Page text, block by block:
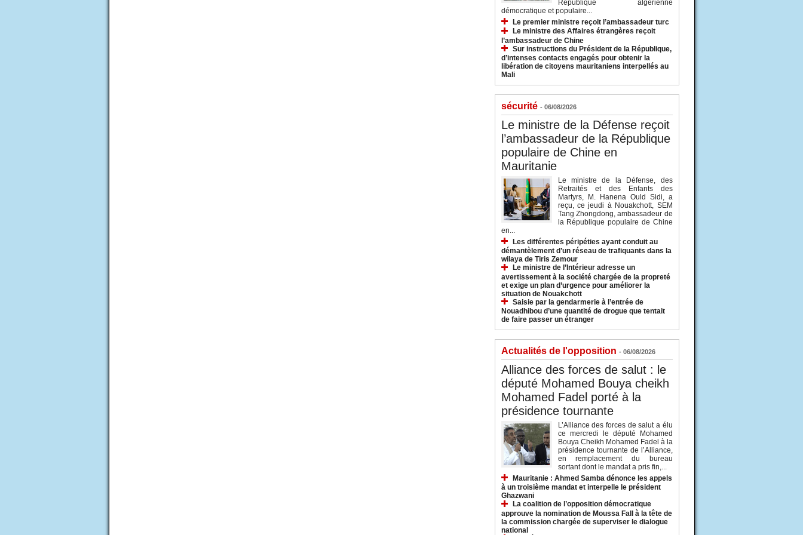
République algérienne
démocratique et populaire...
Le premier ministre reçoit l’ambassadeur turc
Le ministre des Affaires étrangères reçoit
l’ambassadeur de Chine
Sur instructions du Président de la République,
d’intenses contacts engagés pour obtenir la
libération de citoyens mauritaniens interpellés au
Mali
sécurité - 06/08/2026
Le ministre de la Défense reçoit
l’ambassadeur de la République
populaire de Chine en
Mauritanie
Le ministre de la Défense, des
Retraités et des Enfants des
Martyrs, M. Hanena Ould Sidi, a
reçu, ce jeudi à Nouakchott, SEM
Tang Zhongdong, ambassadeur de
la République populaire de Chine
en...
Les différentes péripéties ayant conduit au
démantèlement d’un réseau de trafiquants dans la
wilaya de Tiris Zemour
Le ministre de l’Intérieur adresse un
avertissement à la société chargée de la propreté
et exige un plan d’urgence pour améliorer la
situation de Nouakchott
Saisie par la gendarmerie à l’entrée de
Nouadhibou d’une quantité de drogue que tentait
de faire passer un étranger
Actualités de l'opposition - 06/08/2026
Alliance des forces de salut : le
député Mohamed Bouya cheikh
Mohamed Fadel porté à la
présidence tournante
L’Alliance des forces de salut a élu
ce mercredi le député Mohamed
Bouya Cheikh Mohamed Fadel à la
présidence tournante de l’Alliance,
en remplacement du bureau
sortant dont le mandat a pris fin,...
Mauritanie : Ahmed Samba dénonce les appels
à un troisième mandat et interpelle le président
Ghazwani
La coalition de l’opposition démocratique
approuve la nomination de Moussa Fall à la tête de
la commission chargée de superviser le dialogue
national